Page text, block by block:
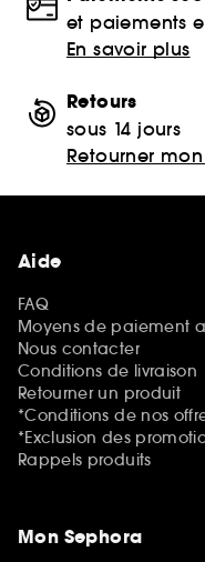
et paiements
En savoir plus
Retours
sous 14 jours
Retourner
Aide
FAQ
Moyens de paiement
Nous contacter
Conditions de livraison
Retourner un produit
*Conditions de nos
*Exclusion des
Rappels produits
Mon Sephora